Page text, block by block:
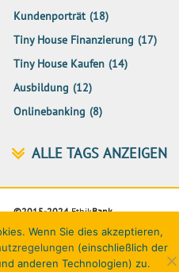
Kundenporträt (18)
Tiny House Finanzierung (17)
Tiny House Kaufen (14)
Ausbildung (12)
Onlinebanking (8)
©2015-2024EthikBank
Impressum Kontakt
Wenn Sie dies akzeptieren,
(einschließlich der
anderen Technologien) zu.